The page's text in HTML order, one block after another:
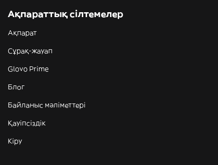
Ақпараттық сілтемелер
Ақпарат
Сұрақ-жауап
Glovo Prime
Блог
Байланыс мәліметтері
Қауіпсіздік
Кіру